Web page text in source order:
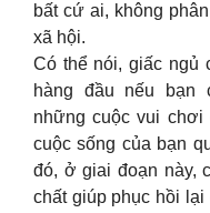
bất cứ ai, không
xã hội.
Có thể nói, giấc ngủ
hàng đầu nếu bạn
những cuộc vui
cuộc sống của bạn
đó, ở giai đoạn này,
chất giúp phục hồi